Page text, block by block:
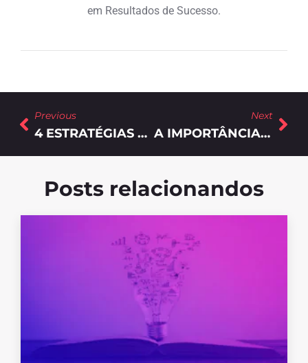
em Resultados de Sucesso.
Previous
4 ESTRATÉGIAS DE MARKETING DIGITAL PARA AUMENTAR SUAS VENDAS
Next
A IMPORTÂNCIA DE SABER DEFINIR A PERSONA NAS ESTRATÉGIAS DE INBOUND MARKETING B2B
Posts relacionandos